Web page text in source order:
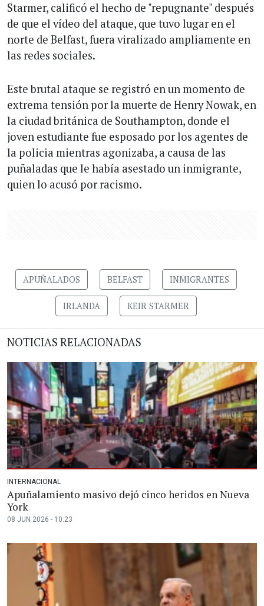
Starmer, calificó el hecho de "repugnante" después
de que el vídeo del ataque, que tuvo lugar en el
norte de Belfast, fuera viralizado ampliamente en
las redes sociales.
Este brutal ataque se registró en un momento de
extrema tensión por la muerte de Henry Nowak, en
la ciudad británica de Southampton, donde el
joven estudiante fue esposado por los agentes de
la policia mientras agonizaba, a causa de las
puñaladas que le había asestado un inmigrante,
quien lo acusó por racismo.
APUÑALADOS BELFAST INMIGRANTES
IRLANDA KEIR STARMER
NOTICIAS RELACIONADAS
INTERNACIONAL
Apuñalamiento masivo dejó cinco heridos en Nueva
York
08 JUN 2026 - 10:23